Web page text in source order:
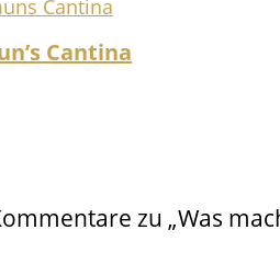
Cantina
zu „Was